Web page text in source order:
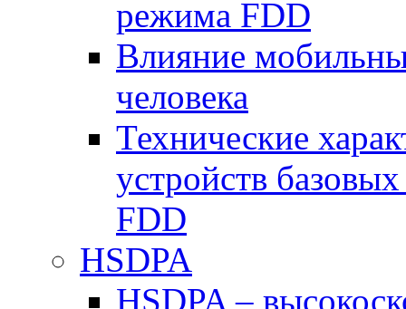
режима FDD
Влияние
человека
Технические
устройств
FDD
HSDPA
HSDPA –